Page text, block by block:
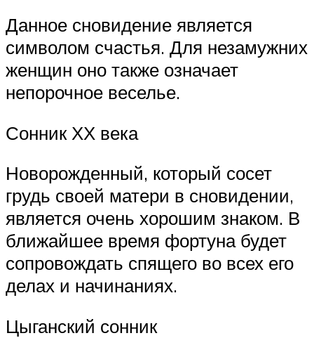
Данное сновидение является
символом счастья. Для незамужних
женщин оно также означает
непорочное веселье.
Сонник ХХ века
Новорожденный, который сосет
грудь своей матери в сновидении,
является очень хорошим знаком. В
ближайшее время фортуна будет
сопровождать спящего во всех его
делах и начинаниях.
Цыганский сонник